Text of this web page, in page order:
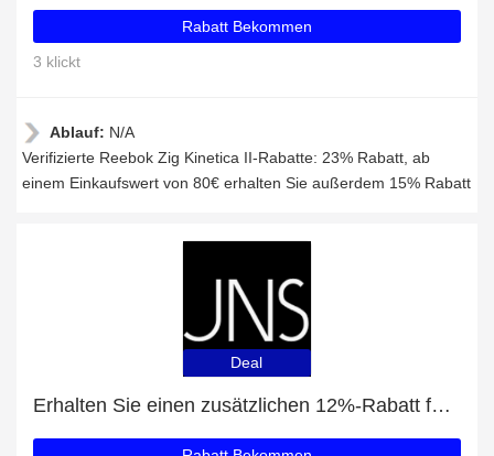
Rabatt Bekommen
3 klickt
Ablauf: N/A
Verifizierte Reebok Zig Kinetica II-Rabatte: 23% Rabatt, ab
einem Einkaufswert von 80€ erhalten Sie außerdem 15% Rabatt
Deal
Erhalten Sie einen zusätzlichen 12%-Rabatt für Pegador Wmns Destiny Wide Trackpants